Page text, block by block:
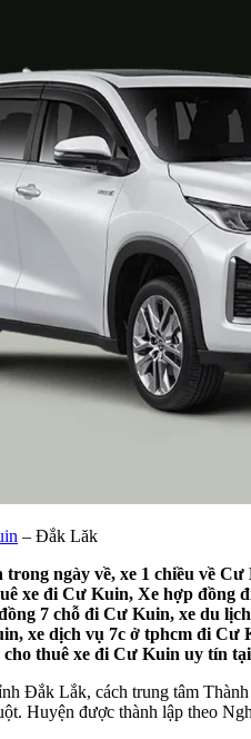
– Đắk Lăk
ngày về, xe 1 chiều về
xe đi Cư Kuin, Xe hợp
7 chỗ đi Cư Kuin, xe du
xe dịch vụ 7c ở tphcm đi Cư
thuê xe đi Cư Kuin uy tín
Đắk Lắk, cách trung tâm
Huyện được thành lập theo